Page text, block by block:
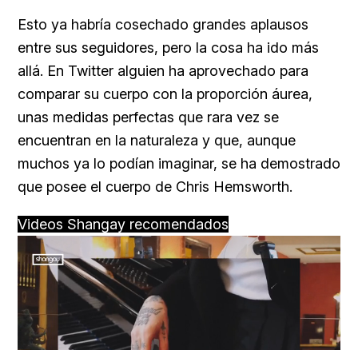
Esto ya habría cosechado grandes aplausos
entre sus seguidores, pero la cosa ha ido más
allá. En Twitter alguien ha aprovechado para
comparar su cuerpo con la proporción áurea,
unas medidas perfectas que rara vez se
encuentran en la naturaleza y que, aunque
muchos ya lo podían imaginar, se ha demostrado
que posee el cuerpo de Chris Hemsworth.
Videos Shangay recomendados